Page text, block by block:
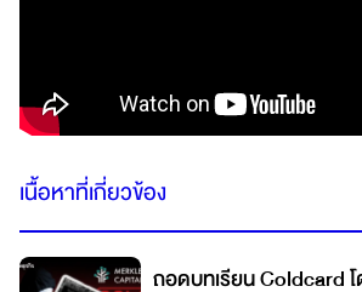
เนื้อหาที่เกี่ยวข้อง
ถอดบทเรียน Coldcard